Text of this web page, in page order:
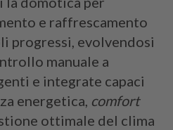
e raffrescamento
progressi, evolvendosi
manuale a
e integrate capaci
energetica, comfort
ottimale del clima